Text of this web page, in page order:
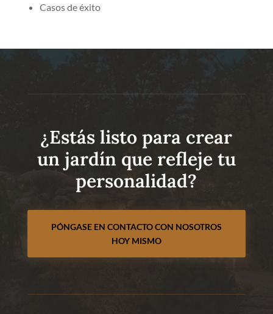
Casos de éxito
¿Estás listo para crear
un jardín que refleje tu
personalidad?
PÓNGASE EN CONTACTO CON NOSOTROS
HOY MISMO